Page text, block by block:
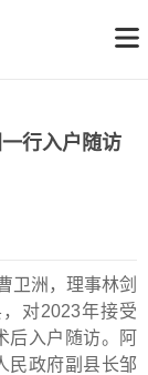
行入户随访
卫洲，理事林剑
对2023年接受
后入户随访。阿
民政府副县长邹